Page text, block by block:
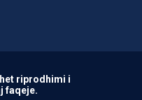
riprodhimi i
faqeje.